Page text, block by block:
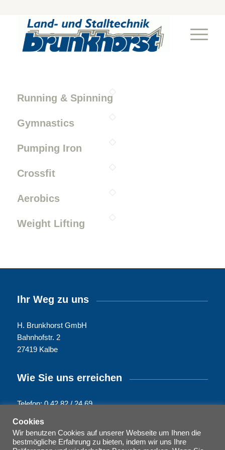
Running & Spinning
Gymnastics
Pumping Iron
Crossfit
Aerobics
Weight Lifting
Ihr Weg zu uns
H. Brunkhorst GmbH
Bahnhofstr. 2
27419 Kalbe
Wie Sie uns erreichen
Telefon: 0 42 82 / 24 69
Rechtliches
Cookies
Wir benutzen Cookies auf unserer Webseite um Ihnen die
bestmögliche Erfahrung zu bieten, indem wir uns Ihre